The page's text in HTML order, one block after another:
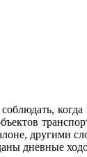
другими
дневные